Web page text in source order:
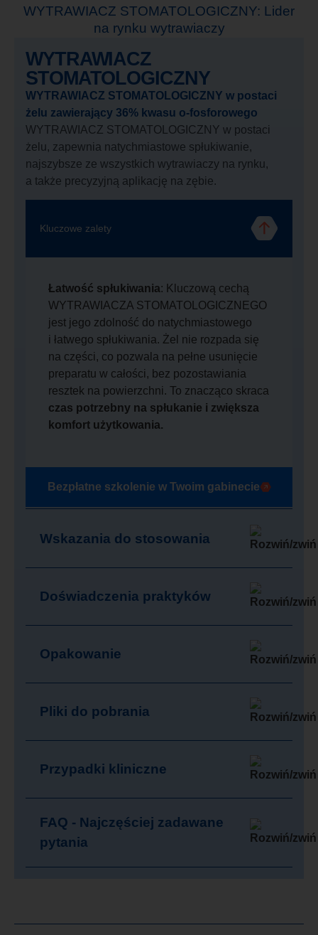
WYTRAWIACZ STOMATOLOGICZNY: Lider
na rynku wytrawiaczy
WYTRAWIACZ
STOMATOLOGICZNY
WYTRAWIACZ STOMATOLOGICZNY w postaci
żelu zawierający 36% kwasu o-fosforowego
WYTRAWIACZ STOMATOLOGICZNY w postaci
żelu, zapewnia natychmiastowe spłukiwanie,
najszybsze ze wszystkich wytrawiaczy na rynku,
a także precyzyjną aplikację na zębie.
Kluczowe zalety
Łatwość spłukiwania: Kluczową cechą
WYTRAWIACZA STOMATOLOGICZNEGO
jest jego zdolność do natychmiastowego
i łatwego spłukiwania. Żel nie rozpada się
na części, co pozwala na pełne usunięcie
preparatu w całości, bez pozostawiania
resztek na powierzchni. To znacząco skraca
czas potrzebny na spłukanie i zwiększa
komfort użytkowania.
Bezpłatne szkolenie w Twoim gabinecie
Wskazania do stosowania
Doświadczenia praktyków
Opakowanie
Pliki do pobrania
Przypadki kliniczne
FAQ - Najczęściej zadawane
pytania